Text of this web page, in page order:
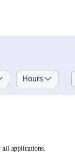
Hours
applications.